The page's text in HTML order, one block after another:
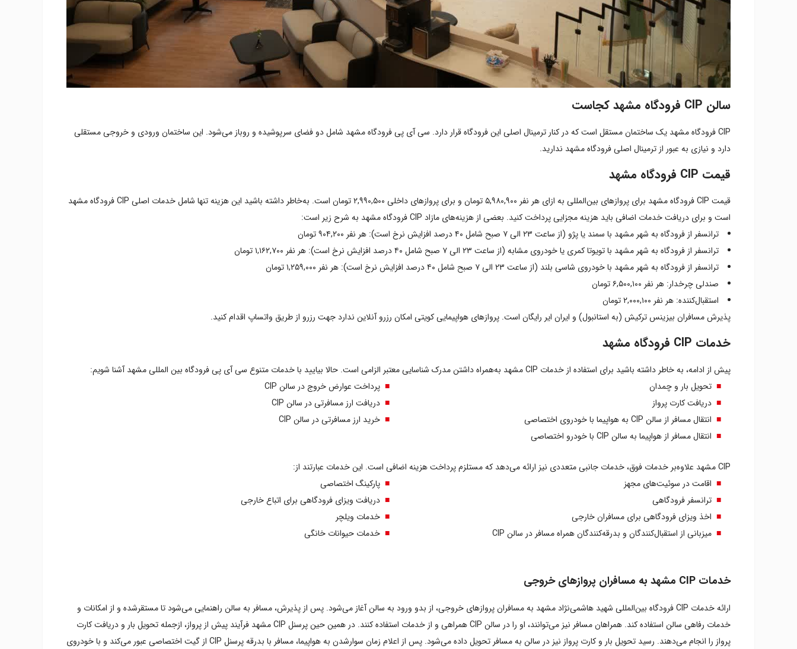
سالن CIP فرودگاه مشهد کجاست
CIP فرودگاه مشهد یک ساختمان مستقل است که در کنار ترمینال اصلی این فرودگاه قرار دارد. سی آی پی فرودگاه مشهد شامل دو فضای سرپوشیده و روباز می‌شود. این ساختمان ورودی و خروجی مستقلی
دارد و نیازی به عبور از ترمینال اصلی فرودگاه مشهد ندارید.
قیمت CIP فرودگاه مشهد
قیمت CIP فرودگاه مشهد برای پرواز‌های بین‌المللی به ازای هر نفر ۵,۹۸۰,۹۰۰ تومان و برای پرواز‌های داخلی ۲,۹۹۰,۵۰۰ تومان است. به‌خاطر داشته باشید این هزینه تنها شامل خدمات اصلی CIP فرودگاه مشهد
است و برای دریافت خدمات اضافی باید هزینه مجزایی پرداخت کنید. بعضی از هزینه‌های مازاد CIP فرودگاه مشهد به شرح زیر است:
ترانسفر از فرودگاه به شهر مشهد با سمند یا پژو (از ساعت ۲۳ الی ۷ صبح شامل ۴۰ درصد افزایش نرخ است): هر نفر ۹۰۴,۲۰۰ تومان
ترانسفر از فرودگاه به شهر مشهد با تویوتا کمری یا خودروی مشابه (از ساعت ۲۳ الی ۷ صبح شامل ۴۰ درصد افزایش نرخ است): هر نفر ۱,۱۶۲,۷۰۰ تومان
ترانسفر از فرودگاه به شهر مشهد با خودروی شاسی بلند (از ساعت ۲۳ الی ۷ صبح شامل ۴۰ درصد افزایش نرخ است): هر نفر ۱,۲۵۹,۰۰۰ تومان
صندلی چرخدار: هر نفر ۶,۵۰۰,۱۰۰ تومان
استقبال‌کننده: هر نفر ۲,۰۰۰,۱۰۰ تومان
پذیرش مسافران بیزینس ترکیش (به استانبول) و ایران ایر رایگان است. پروازهای هواپیمایی کویتی امکان رزرو آنلاین ندارد جهت رزرو از طریق واتساپ اقدام کنید.
خدمات CIP فرودگاه مشهد
پیش از ادامه، به خاطر داشته باشید برای استفاده از خدمات CIP مشهد به‌همراه داشتن مدرک شناسایی معتبر الزامی است. حالا بیایید با خدمات متنوع سی آی پی فرودگاه بین المللی مشهد آشنا شویم:
تحویل بار و چمدان
دریافت کارت پرواز
انتقال مسافر از سالن CIP به هواپیما با خودروی اختصاصی
انتقال مسافر از هواپیما به سالن CIP با خودرو اختصاصی
پرداخت عوارض خروج در سالن CIP
دریافت ارز مسافرتی در سالن CIP
خرید ارز مسافرتی در سالن CIP
CIP مشهد علاوه‌بر خدمات فوق، خدمات جانبی متعددی نیز ارائه می‌دهد که مستلزم پرداخت هزینه اضافی است. این خدمات عبارتند از:
اقامت در سوئیت‌های مجهز
ترانسفر فرودگاهی
اخذ ویزای فرودگاهی برای مسافران خارجی
میزبانی از استقبال‌کنندگان و بدرقه‌کنندگان همراه مسافر در سالن CIP
پارکینگ اختصاصی
دریافت ویزای فرودگاهی برای اتباع خارجی
خدمات ویلچر
خدمات حیوانات خانگی
خدمات CIP مشهد به مسافران پروازهای خروجی
ارائه خدمات CIP فرودگاه بین‌المللی شهید هاشمی‌نژاد مشهد به مسافران پروازهای خروجی، از بدو ورود به سالن آغاز می‌شود. پس از پذیرش، مسافر به سالن راهنمایی می‌شود تا مستقرشده و از امکانات و
خدمات رفاهی سالن استفاده کند. همراهان مسافر نیز می‌توانند، او را در سالن CIP همراهی و از خدمات استفاده کنند. در همین حین پرسنل CIP مشهد فرآیند پیش از پرواز، ازجمله تحویل بار و دریافت کارت
پرواز را انجام می‌دهند. رسید تحویل بار و کارت پرواز نیز در سالن به مسافر تحویل داده می‌شود. پس از اعلام زمان سوارشدن به هواپیما، مسافر با بدرقه پرسنل CIP از گیت اختصاصی عبور می‌کند و با خودروی